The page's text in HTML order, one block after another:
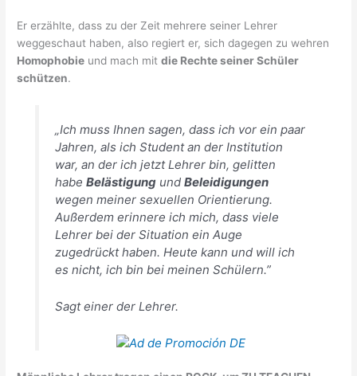
Er erzählte, dass zu der Zeit mehrere seiner Lehrer
weggeschaut haben, also regiert er, sich dagegen zu wehren
Homophobie und mach mitdie Rechte seiner Schüler
schützen.
„Ich muss Ihnen sagen, dass ich vor ein paar
Jahren, als ich Student an der Institution
war, an der ich jetzt Lehrer bin, gelitten
habe Belästigungund Beleidigungen
wegen meiner sexuellen Orientierung.
Außerdem erinnere ich mich, dass viele
Lehrer bei der Situation ein Auge
zugedrückt haben. Heute kann und will ich
es nicht, ich bin bei meinen Schülern.”
Sagt einer der Lehrer.